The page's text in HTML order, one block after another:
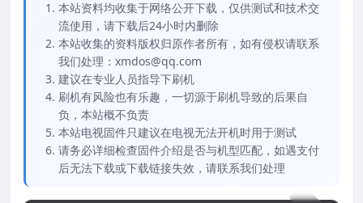
本站资料均收集于网络公开下载，仅供测试和技术交
流使用，请下载后24小时内删除
本站收集的资料版权归原作者所有，如有侵权请联系
我们处理：xmdos@qq.com
建议在专业人员指导下刷机
刷机有风险也有乐趣，一切源于刷机导致的后果自
负，本站概不负责
本站电视固件只建议在电视无法开机时用于测试
请务必详细检查固件介绍是否与机型匹配，如遇支付
后无法下载或下载链接失效，请联系我们处理